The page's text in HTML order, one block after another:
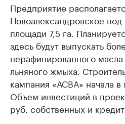
Предприятие
Новоалександровское
площади 7,5 га.
здесь будут выпускать
нерафинированного
льняного жмыха.
кампания «АСВА» начала
Объем инвестиций в
руб. собственных и